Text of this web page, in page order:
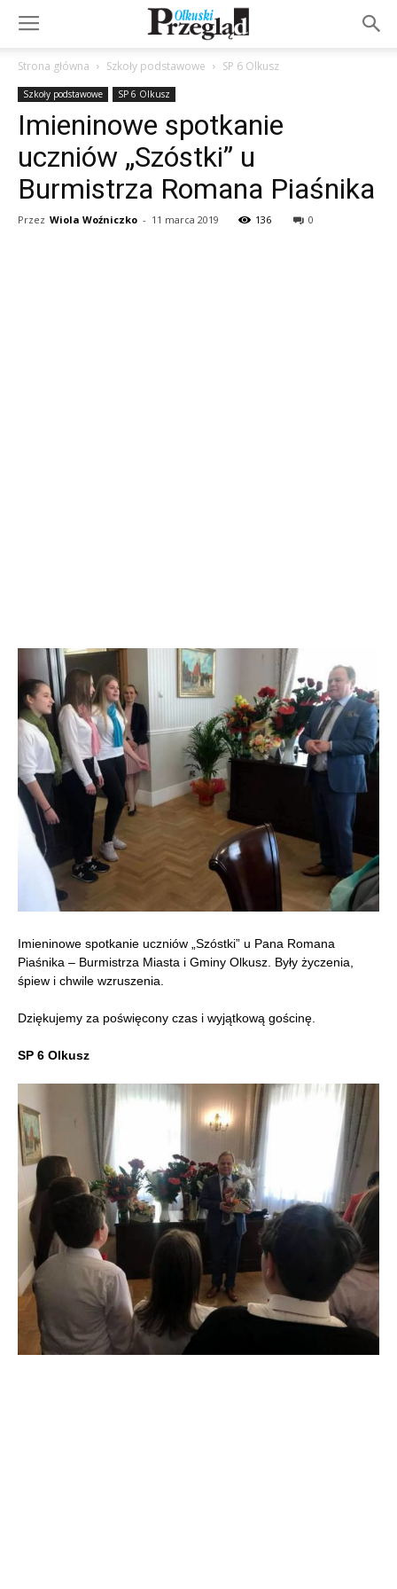
Strona główna Szkoły podstawowe SP 6 Olkusz
Szkoły podstawowe SP 6 Olkusz
Imieninowe spotkanie
uczniów „Szóstki” u
Burmistrza Romana Piaśnika
Przez Wiola Woźniczko - 11 marca 2019 136 0
Imieninowe spotkanie uczniów „Szóstki” u Pana Romana
Piaśnika – Burmistrza Miasta i Gminy Olkusz. Były życzenia,
śpiew i chwile wzruszenia.
Dziękujemy za poświęcony czas i wyjątkową gościnę.
SP 6 Olkusz